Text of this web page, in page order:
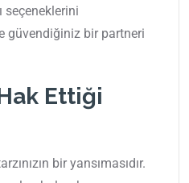
seçeneklerini
güvendiğiniz bir partneri
Ettiği
bir yansımasıdır.